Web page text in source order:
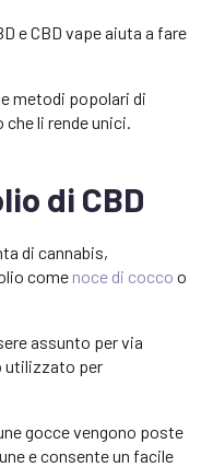
e CBD vape aiuta a fare
metodi popolari di
li rende unici.
di CBD
di cannabis,
come noce di cocco o
assunto per via
utilizzato per
gocce vengono poste
e consente un facile